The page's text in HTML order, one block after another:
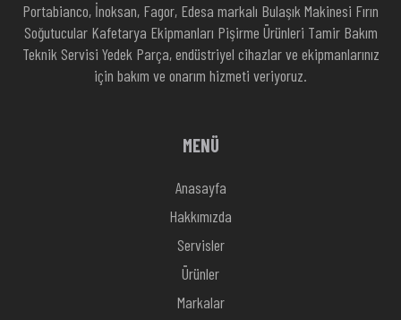
Portabianco, İnoksan, Fagor, Edesa markalı Bulaşık Makinesi Fırın
Soğutucular Kafetarya Ekipmanları Pişirme Ürünleri Tamir Bakım
Teknik Servisi Yedek Parça, endüstriyel cihazlar ve ekipmanlarınız
için bakım ve onarım hizmeti veriyoruz.
MENÜ
Anasayfa
Hakkımızda
Servisler
Ürünler
Markalar